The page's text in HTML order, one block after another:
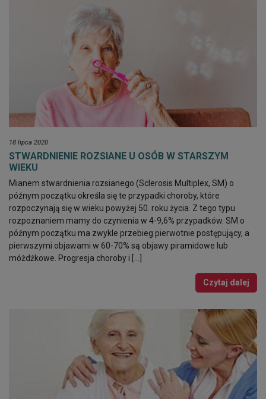
18 lipca 2020
STWARDNIENIE ROZSIANE U OSÓB W STARSZYM
WIEKU
Mianem stwardnienia rozsianego (Sclerosis Multiplex, SM) o
późnym początku określa się te przypadki choroby, które
rozpoczynają się w wieku powyżej 50. roku życia. Z tego typu
rozpoznaniem mamy do czynienia w 4-9,6% przypadków. SM o
późnym początku ma zwykle przebieg pierwotnie postępujący, a
pierwszymi objawami w 60-70% są objawy piramidowe lub
móżdżkowe. Progresja choroby i […]
Czytaj dalej